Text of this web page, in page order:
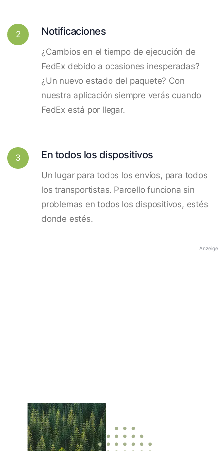
2 Notificaciones
¿Cambios en el tiempo de ejecución de
FedEx debido a ocasiones inesperadas?
¿Un nuevo estado del paquete? Con
nuestra aplicación siempre verás cuando
FedEx está por llegar.
3 En todos los dispositivos
Un lugar para todos los envíos, para todos
los transportistas. Parcello funciona sin
problemas en todos los dispositivos, estés
donde estés.
Anzeige